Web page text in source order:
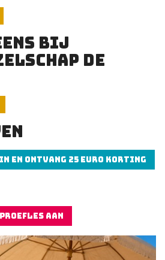
BIJ
DE
EN ONTVANG 25 EURO KORTING
AAN